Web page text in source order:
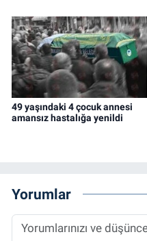
49 yaşındaki 4 çocuk annesi
amansız hastalığa yenildi
Yorumlar